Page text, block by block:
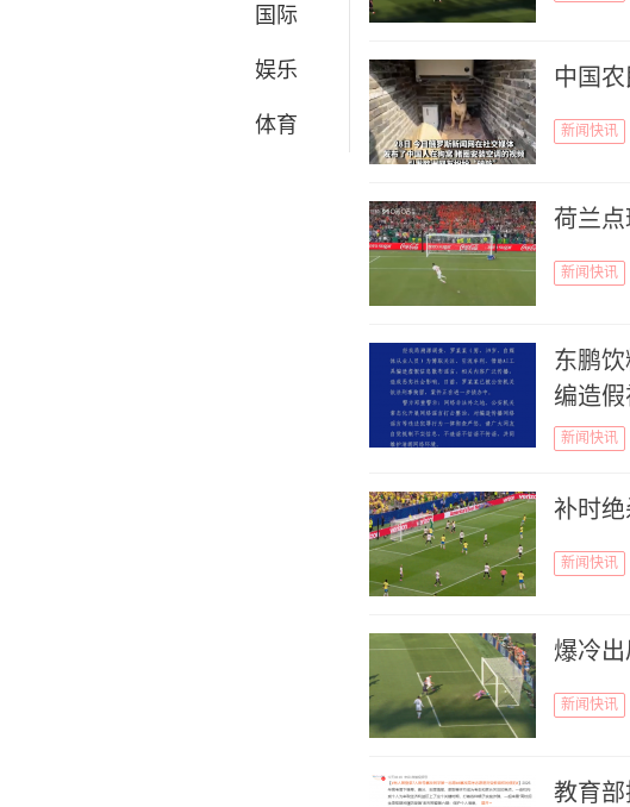
国际
娱乐
体育
中国
新闻快讯
荷兰
新闻快讯
东鹏
编造
新闻快讯
补时绝
新闻快讯
爆冷
新闻快讯
教育